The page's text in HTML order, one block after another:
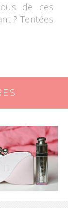
de ces
? Tentées